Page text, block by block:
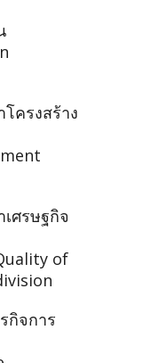
ครงสร้าง
ศรษฐกิจ
of
กิจการ